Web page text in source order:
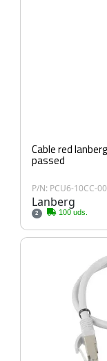
Cable red
passed
P/N: PCU6-10CC-
Lanberg
2 100 uds.